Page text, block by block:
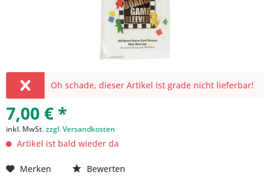
Oh schade, dieser Artikel ist grade nicht lieferbar!
7,00 € *
inkl. MwSt.zzgl. Versandkosten
Artikel ist bald wieder da
Merken Bewerten